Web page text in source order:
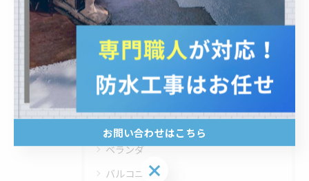
カテゴリー
マンション
ベランダ
バルコニー
お問い合わせはこちら
お問い合わせはこちら